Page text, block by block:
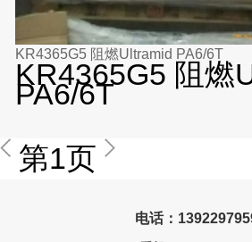
KR4365G5 阻燃Ultramid PA6/6T
KR4365G5 阻燃
PA6/6T
第1页
电话：